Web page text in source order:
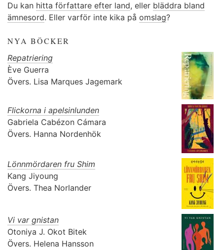
Du kan hitta författare efter land, eller bläddra bland
ämnesord. Eller varför inte kika på omslag?
NYA BÖCKER
Repatriering
Ève Guerra
Övers. Lisa Marques Jagemark
Flickorna i apelsinlunden
Gabriela Cabézon Cámara
Övers. Hanna Nordenhök
Lönnmördaren fru Shim
Kang Jiyoung
Övers. Thea Norlander
Vi var gnistan
Otoniya J. Okot Bitek
Övers. Helena Hansson